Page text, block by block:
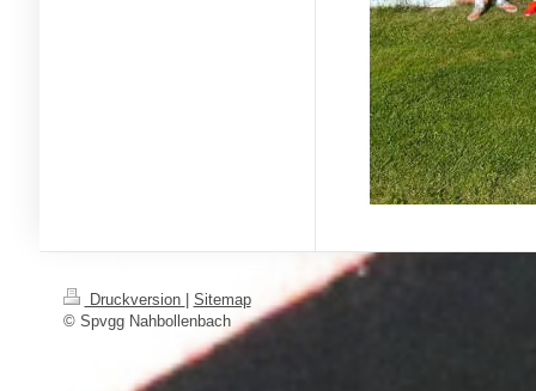
Druckversion
Sitemap
© Spvgg Nahbollenbach